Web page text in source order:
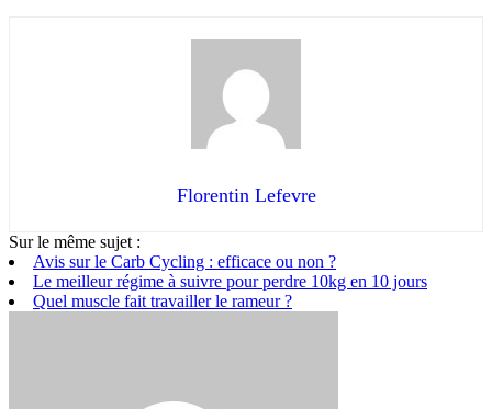
Florentin Lefevre
Sur le même sujet :
Avis sur le Carb Cycling : efficace ou non ?
Le meilleur régime à suivre pour perdre 10kg en 10 jours
Quel muscle fait travailler le rameur ?